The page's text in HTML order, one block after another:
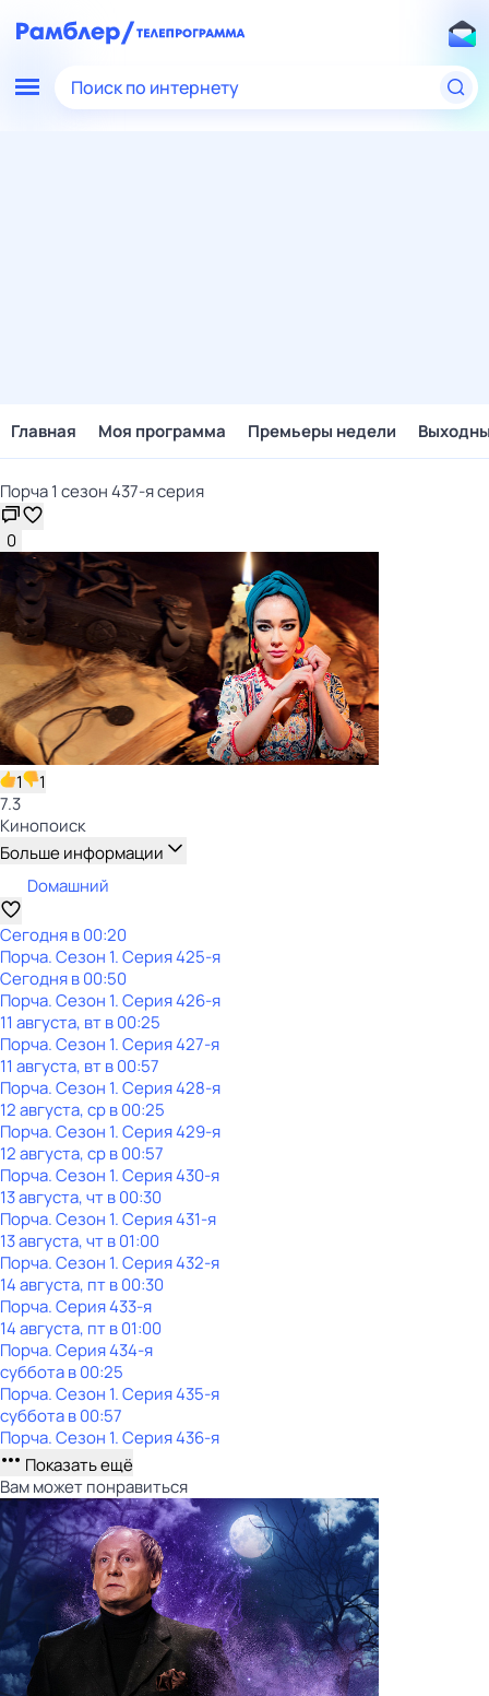
Поиск по интернету
Главная Моя программа Премьеры недели
Порча 1 сезон 437-я серия
0
1
1
7.3
Кинопоиск
Больше информации
Dомашний
Сегодня в 00:20
Порча. Сезон 1. Серия 425-я
Сегодня в 00:50
Порча. Сезон 1. Серия 426-я
11 августа, вт в 00:25
Порча. Сезон 1. Серия 427-я
11 августа, вт в 00:57
Порча. Сезон 1. Серия 428-я
12 августа, ср в 00:25
Порча. Сезон 1. Серия 429-я
12 августа, ср в 00:57
Порча. Сезон 1. Серия 430-я
13 августа, чт в 00:30
Порча. Сезон 1. Серия 431-я
13 августа, чт в 01:00
Порча. Сезон 1. Серия 432-я
14 августа, пт в 00:30
Порча. Серия 433-я
14 августа, пт в 01:00
Порча. Серия 434-я
субботав00:25
Порча. Сезон 1. Серия 435-я
субботав00:57
Порча. Сезон 1. Серия 436-я
Показать ещё
Вам может понравиться